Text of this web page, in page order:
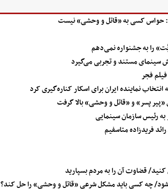
حواس کسی به «قاتل و وحشی» نیست
را به جشنواره نمی‌دهم
مستند و تجربی می‌گیرد
فجر
نماینده ایران برای اسکار کناره‌گیری کرد
پسر» و «قاتل و وحشی» بالا گرفت
به رئیس سازمان سینمایی
فریدزاده متاسفیم
قضاوت آن را به مردم بسپارید
شود/ چه کسی باید مشکل شرعی «قاتل و وحشی» را حل کند؟